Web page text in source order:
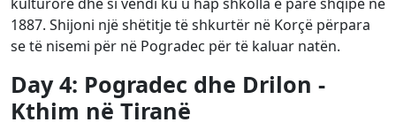
1887. Shijoni një shëtitje të shkurtër në Korçë përpara
se të nisemi për në Pogradec për të kaluar natën.
Day 4: Pogradec dhe Drilon -
Kthim në Tiranë